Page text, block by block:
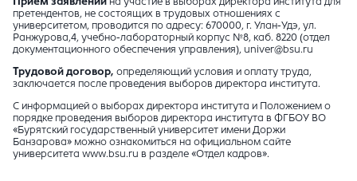
претендентов, не состоящих в трудовых отношениях с
университетом, проводится по адресу: 670000, г. Улан-Удэ, ул.
Ранжурова,4, учебно-лабораторный корпус №8, каб. 8220 (отдел
документационного обеспечения управления), univer@bsu.ru
Трудовой договор, определяющий условия и оплату труда,
заключается после проведения выборов директора института.
С информацией о выборах директора института и Положением о
порядке проведения выборов директора института в ФГБОУ ВО
«Бурятский государственный университет имени Доржи
Банзарова» можно ознакомиться на официальном сайте
университета www.bsu.ru в разделе «Отдел кадров».